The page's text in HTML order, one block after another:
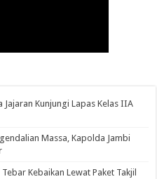
Kunjungi Lapas Kelas IIA
Massa, Kapolda Jambi
Kebaikan Lewat Paket Takjil